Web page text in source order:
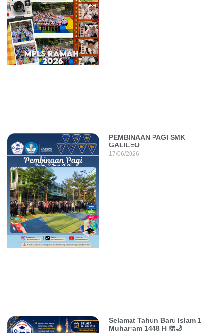
PEMBINAAN PAGI SMK
GALILEO
17/06/2026
Selamat Tahun Baru Islam 1
Muharram 1448 H 🤲🌙